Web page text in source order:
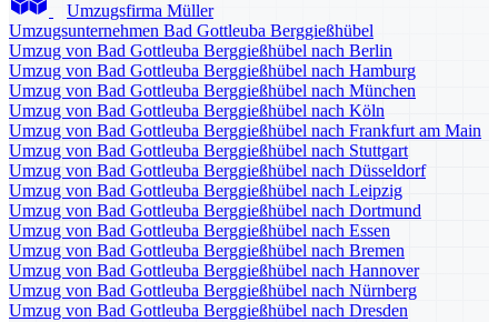
Umzugsfirma Müller
Umzugsunternehmen Bad Gottleuba Berggießhübel
Umzug von Bad Gottleuba Berggießhübel nach Berlin
Umzug von Bad Gottleuba Berggießhübel nach Hamburg
Umzug von Bad Gottleuba Berggießhübel nach München
Umzug von Bad Gottleuba Berggießhübel nach Köln
Umzug von Bad Gottleuba Berggießhübel nach Frankfurt am Main
Umzug von Bad Gottleuba Berggießhübel nach Stuttgart
Umzug von Bad Gottleuba Berggießhübel nach Düsseldorf
Umzug von Bad Gottleuba Berggießhübel nach Leipzig
Umzug von Bad Gottleuba Berggießhübel nach Dortmund
Umzug von Bad Gottleuba Berggießhübel nach Essen
Umzug von Bad Gottleuba Berggießhübel nach Bremen
Umzug von Bad Gottleuba Berggießhübel nach Hannover
Umzug von Bad Gottleuba Berggießhübel nach Nürnberg
Umzug von Bad Gottleuba Berggießhübel nach Dresden